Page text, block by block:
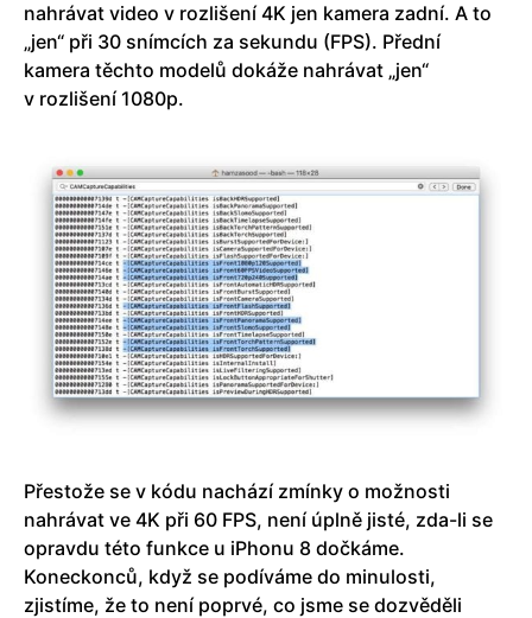
nahrávat video v rozlišení 4K jen kamera zadní. A to
„jen“ při 30 snímcích za sekundu (FPS). Přední
kamera těchto modelů dokáže nahrávat „jen“
v rozlišení 1080p.
Přestože se v kódu nachází zmínky o možnosti
nahrávat ve 4K při 60 FPS, není úplně jisté, zda-li se
opravdu této funkce u iPhonu 8 dočkáme.
Koneckonců, když se podíváme do minulosti,
zjistíme, že to není poprvé, co jsme se dozvěděli